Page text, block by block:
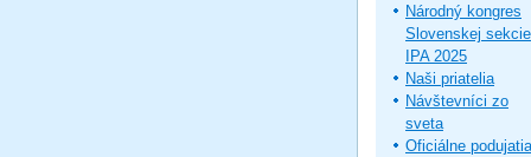
Národný kongres
Slovenskej sekcie
IPA 2025
Naši priatelia
Návštevníci zo
sveta
Oficiálne